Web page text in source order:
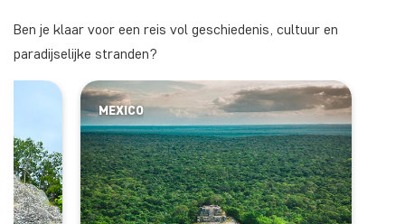
Ben je klaar voor een reis vol geschiedenis, cultuur en
paradijselijke stranden?
MEXICO